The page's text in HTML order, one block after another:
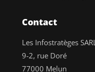
Contact
Les Infostratèges SARL
9-2, rue Doré
77000 Melun